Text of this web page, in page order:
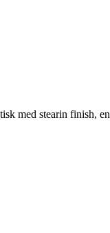
med stearin finish,